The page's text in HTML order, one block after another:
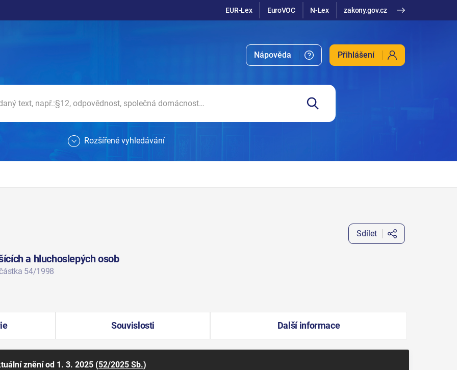
EUR-Lex EuroVOC N-Lex zakony.gov.cz
Nápověda Přihlášení
Rozšířené vyhledávání
a hluchoslepých osob
54/1998
Sdílet
Souvislosti Další informace
zněníod 1. 3. 2025 (52/2025 Sb.)